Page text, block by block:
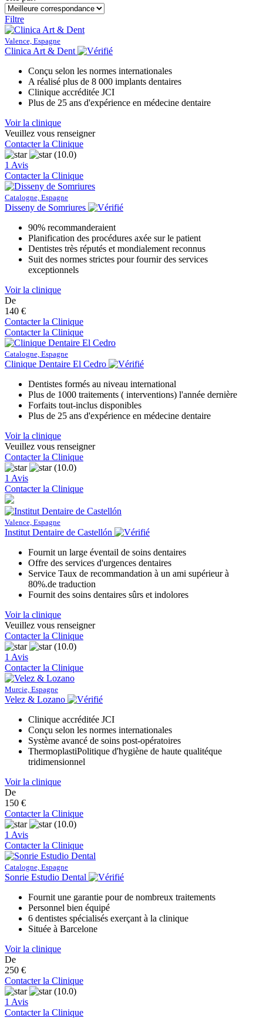
Filtre
Valence, Espagne
Clinica Art & Dent
Conçu selon les normes internationales
A réalisé plus de 8 000 implants dentaires
Clinique accréditée JCI
Plus de 25 ans d'expérience en médecine dentaire
Voir la clinique
Veuillez vous renseigner
Contacter la Clinique
(10.0)
1 Avis
Contacter la Clinique
Catalogne, Espagne
Disseny de Somriures
90% recommanderaient
Planification des procédures axée sur le patient
Dentistes très réputés et mondialement reconnus
Suit des normes strictes pour fournir des services
exceptionnels
Voir la clinique
De
140 €
Contacter la Clinique
Contacter la Clinique
Catalogne, Espagne
Clinique Dentaire El Cedro
Dentistes formés au niveau international
Plus de 1000 traitements ( interventions) l'année dernière
Forfaits tout-inclus disponibles
Plus de 25 ans d'expérience en médecine dentaire
Voir la clinique
Veuillez vous renseigner
Contacter la Clinique
(10.0)
1 Avis
Contacter la Clinique
Valence, Espagne
Institut Dentaire de Castellón
Fournit un large éventail de soins dentaires
Offre des services d'urgences dentaires
Service Taux de recommandation à un ami supérieur à
80%.de traduction
Fournit des soins dentaires sûrs et indolores
Voir la clinique
Veuillez vous renseigner
Contacter la Clinique
(10.0)
1 Avis
Contacter la Clinique
Murcie, Espagne
Velez & Lozano
Clinique accréditée JCI
Conçu selon les normes internationales
Système avancé de soins post-opératoires
ThermoplastiPolitique d'hygiène de haute qualitéque
tridimensionnel
Voir la clinique
De
150 €
Contacter la Clinique
(10.0)
1 Avis
Contacter la Clinique
Catalogne, Espagne
Sonrie Estudio Dental
Fournit une garantie pour de nombreux traitements
Personnel bien équipé
6 dentistes spécialisés exerçant à la clinique
Située à Barcelone
Voir la clinique
De
250 €
Contacter la Clinique
(10.0)
1 Avis
Contacter la Clinique